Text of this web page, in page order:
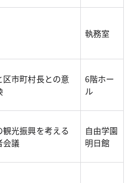
執務室
区市町村長との意
6階ホー
ル
観光振興を考える
会議
自由学園
明日館